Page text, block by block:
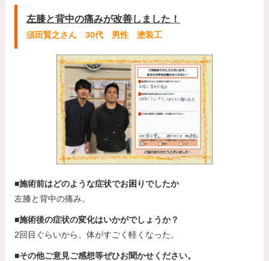
左膝と背中の痛みが改善しました！
須田賢之さん 30代 男性 塗装工
■施術前はどのような症状でお困りでしたか
左膝と背中の痛み。
■施術後の症状の変化はいかがでしょうか？
2回目ぐらいから、体がすごく軽くなった。
■その他ご意見ご感想等ぜひお聞かせください。